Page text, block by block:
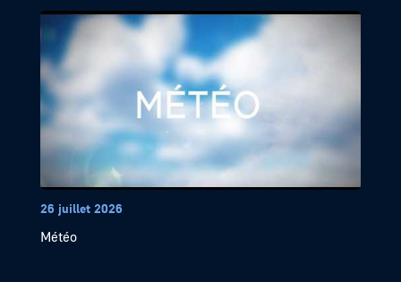
26 juillet 2026
Météo